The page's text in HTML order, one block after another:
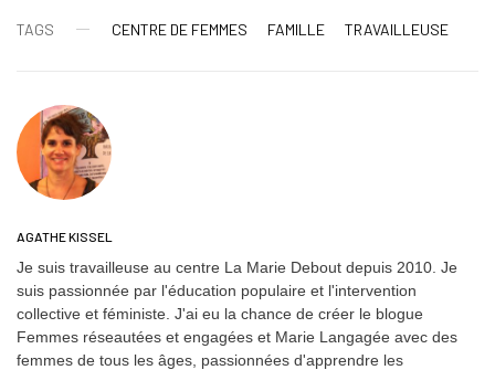
TAGS CENTRE DE FEMMES FAMILLE TRAVAILLEUSE
AGATHE KISSEL
Je suis travailleuse au centre La Marie Debout depuis 2010. Je
suis passionnée par l'éducation populaire et l'intervention
collective et féministe. J'ai eu la chance de créer le blogue
Femmes réseautées et engagées et Marie Langagée avec des
femmes de tous les âges, passionnées d'apprendre les